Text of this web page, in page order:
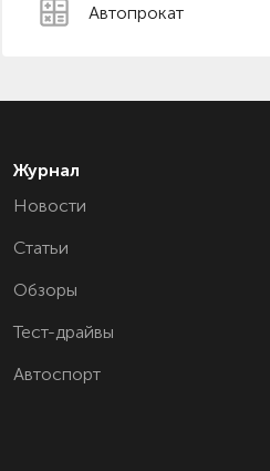
Автопрокат
Журнал
Новости
Статьи
Обзоры
Тест-драйвы
Автоспорт